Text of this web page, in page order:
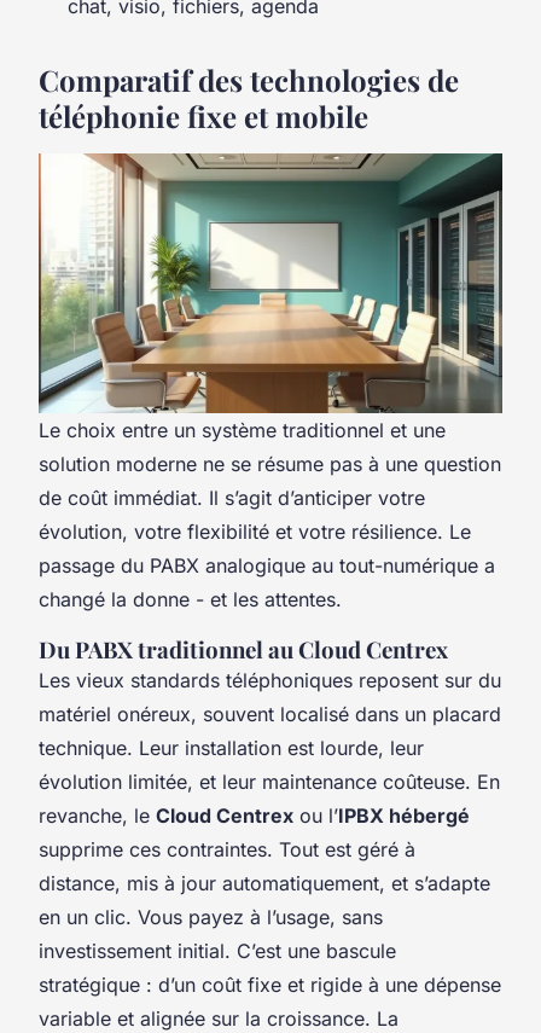
chat, visio, fichiers, agenda
Comparatif des technologies de
téléphonie fixe et mobile
Le choix entre un système traditionnel et une
solution moderne ne se résume pas à une question
de coût immédiat. Il s’agit d’anticiper votre
évolution, votre flexibilité et votre résilience. Le
passage du PABX analogique au tout-numérique a
changé la donne - et les attentes.
Du PABX traditionnel au Cloud Centrex
Les vieux standards téléphoniques reposent sur du
matériel onéreux, souvent localisé dans un placard
technique. Leur installation est lourde, leur
évolution limitée, et leur maintenance coûteuse. En
revanche, le Cloud Centrex ou l’IPBX hébergé
supprime ces contraintes. Tout est géré à
distance, mis à jour automatiquement, et s’adapte
en un clic. Vous payez à l’usage, sans
investissement initial. C’est une bascule
stratégique : d’un coût fixe et rigide à une dépense
variable et alignée sur la croissance. La